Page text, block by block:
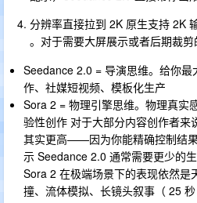
分辨率直接拉到 2K 原生支持 2K
。对于需要大屏展示或者后期裁剪
Seedance 2.0 = 导演思维。给你
作、社媒短视频、模板化生产
Sora 2 = 物理引擎思维。物理真实
验性创作 对于大部分内容创作者
其实更高——因为你能精确控制结
示 Seedance 2.0 通常需要更少的
Sora 2 在极端场景下的表现依然是
撞、流体模拟、长镜头叙事（ 25